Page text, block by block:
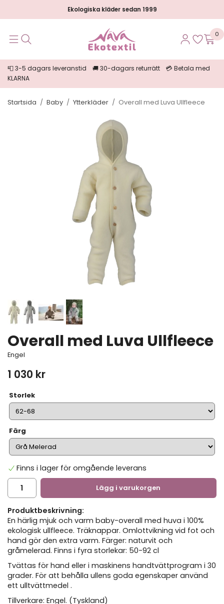
Ekologiska kläder sedan 1999
0
📮 3-5 dagars leveranstid 🚚 30-dagars returrätt 💳 Betala med
KLARNA
Startsida / Baby / Ytterkläder / Overall med Luva Ullfleece
Overall med Luva Ullfleece
Engel
1 030 kr
Storlek
Färg
Finns i lager för omgående leverans
Lägg i varukorgen
Produktbeskrivning:
En härlig mjuk och varm baby-overall med huva i 100%
ekologisk ullfleece. Träknappar. Omlottvikning vid fot och
hand gör den extra varm. Färger: naturvit och
gråmelerad. Finns i fyra storlekar: 50-92 cl
Tvättas för hand eller i maskinens handtvättprogram i 30
grader. För att behålla ullens goda egenskaper använd
ett ulltvättmedel .
Tillverkare: Engel. (Tyskland)